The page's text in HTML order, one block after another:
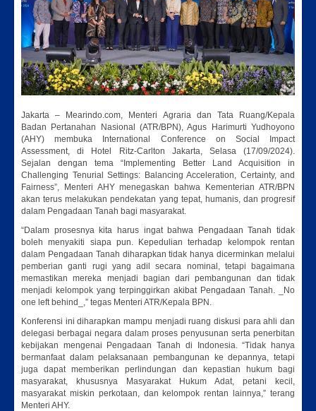
Jakarta – Mearindo.com, Menteri Agraria dan Tata Ruang/Kepala
Badan Pertanahan Nasional (ATR/BPN), Agus Harimurti Yudhoyono
(AHY) membuka International Conference on Social Impact
Assessment, di Hotel Ritz-Carlton Jakarta, Selasa (17/09/2024).
Sejalan dengan tema “Implementing Better Land Acquisition in
Challenging Tenurial Settings: Balancing Acceleration, Certainty, and
Fairness”, Menteri AHY menegaskan bahwa Kementerian ATR/BPN
akan terus melakukan pendekatan yang tepat, humanis, dan progresif
dalam Pengadaan Tanah bagi masyarakat.
“Dalam prosesnya kita harus ingat bahwa Pengadaan Tanah tidak
boleh menyakiti siapa pun. Kepedulian terhadap kelompok rentan
dalam Pengadaan Tanah diharapkan tidak hanya dicerminkan melalui
pemberian ganti rugi yang adil secara nominal, tetapi bagaimana
memastikan mereka menjadi bagian dari pembangunan dan tidak
menjadi kelompok yang terpinggirkan akibat Pengadaan Tanah. _No
one left behind_,” tegas Menteri ATR/Kepala BPN.
Konferensi ini diharapkan mampu menjadi ruang diskusi para ahli dan
delegasi berbagai negara dalam proses penyusunan serta penerbitan
kebijakan mengenai Pengadaan Tanah di Indonesia. “Tidak hanya
bermanfaat dalam pelaksanaan pembangunan ke depannya, tetapi
juga dapat memberikan perlindungan dan kepastian hukum bagi
masyarakat, khususnya Masyarakat Hukum Adat, petani kecil,
masyarakat miskin perkotaan, dan kelompok rentan lainnya,” terang
Menteri AHY.